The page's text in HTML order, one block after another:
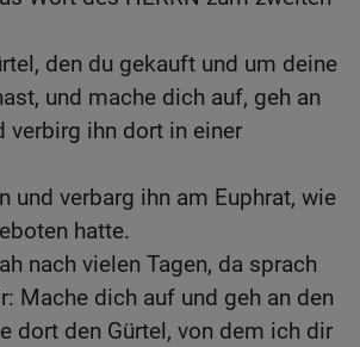
den du gekauft und um deine
und mache dich auf, geh an
verbirg ihn dort in einer
und verbarg ihn am Euphrat, wie
hatte.
nach vielen Tagen, da sprach
Mache dich auf und geh an den
dort den Gürtel, von dem ich dir